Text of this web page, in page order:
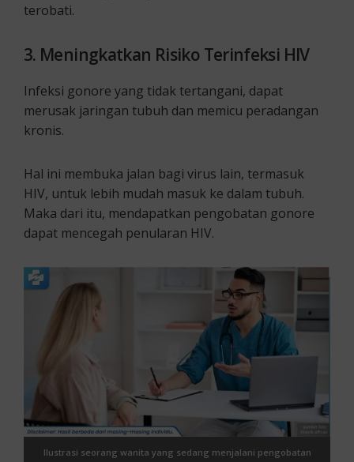
terobati.
3. Meningkatkan Risiko Terinfeksi HIV
Infeksi gonore yang tidak tertangani, dapat
merusak jaringan tubuh dan memicu peradangan
kronis.
Hal ini membuka jalan bagi virus lain, termasuk
HIV, untuk lebih mudah masuk ke dalam tubuh.
Maka dari itu, mendapatkan pengobatan gonore
dapat mencegah penularan HIV.
Ilustrasi seorang wanita yang sedang menjalani pengobatan